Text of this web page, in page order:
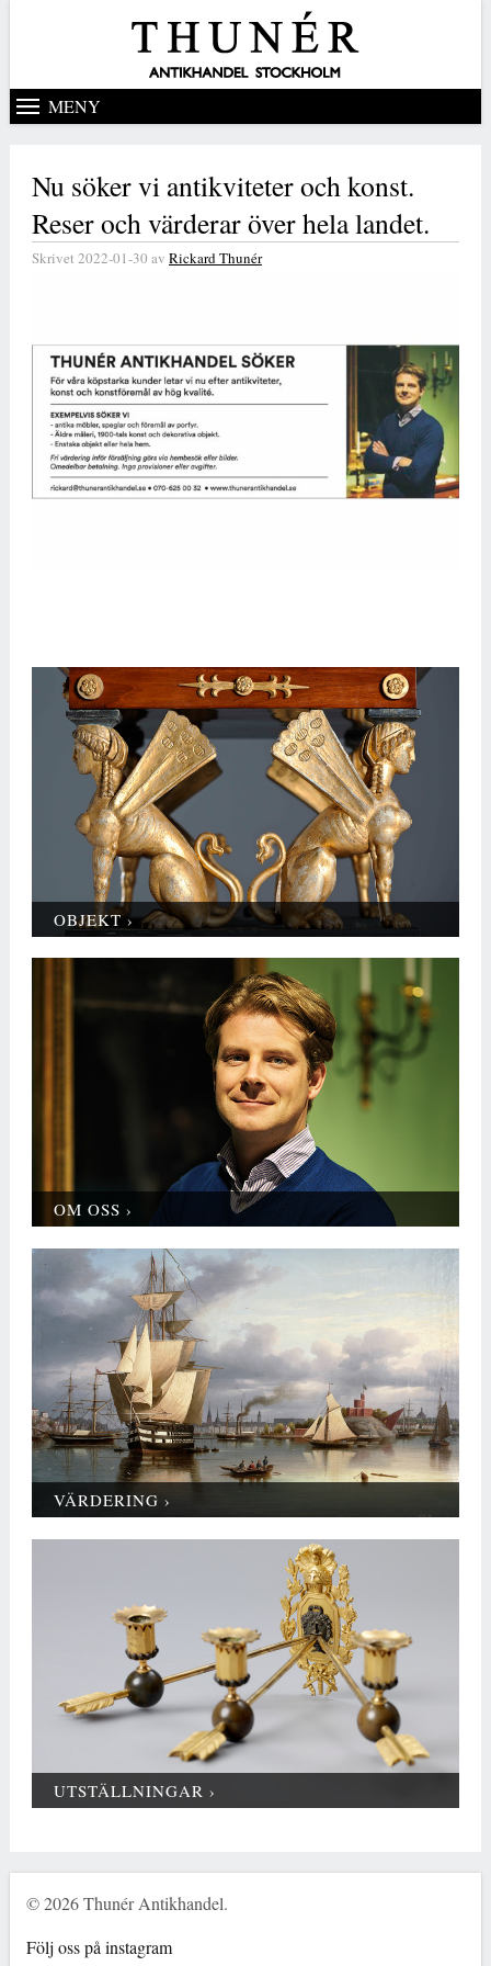
MENY
Nu söker vi antikviteter och konst.
Reser och värderar över hela landet.
Skrivet 2022-01-30 av Rickard Thunér
OBJEKT ›
OM OSS ›
VÄRDERING ›
UTSTÄLLNINGAR ›
© 2026 Thunér Antikhandel.
Följ oss på instagram